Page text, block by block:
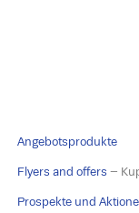
Angebotsprodukte
Flyers and offers –
Prospekte und